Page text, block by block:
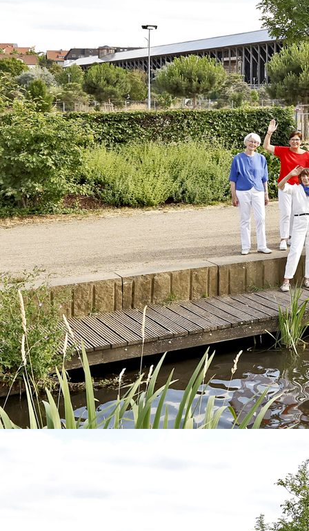
Wanderung 2023 A © MGV LT 1836